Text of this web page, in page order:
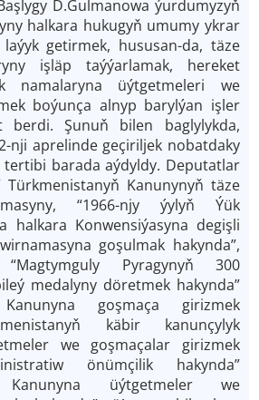
D.Gulmanowa ýurdumyzyň
halkara hukugyň umumy ykrar
getirmek, hususan-da, täze
işläp taýýarlamak, hereket
namalaryna üýtgetmeleri we
boýunça alnyp barylýan işler
berdi. Şunuň bilen baglylykda,
nji aprelinde geçiriljek nobatdaky
tertibi barada aýdyldy. Deputatlar
Türkmenistanyň Kanunynyň täze
“1966-njy ýylyň Ýük
halkara Konwensiýasyna degişli
goşulmak hakynda”,
“Magtymguly Pyragynyň 300
medalyny döretmek hakynda”
Kanunyna goşmaça girizmek
käbir kanunçylyk
we goşmaçalar girizmek
önümçilik hakynda”
Kanunyna üýtgetmeler we